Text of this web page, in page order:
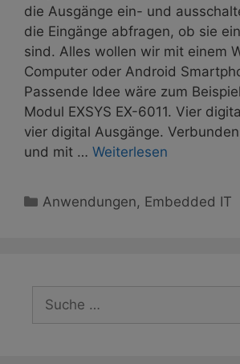
die Ausgänge ein- und
die Eingänge abfragen, ob sie
sind. Alles wollen wir mit einem
Computer oder Android
Passende Idee wäre zum
Modul EXSYS EX-6011. Vier
vier digital Ausgänge.
und mit … Weiterlesen
Kategorien
Anwendungen, Embedded IT
nach: